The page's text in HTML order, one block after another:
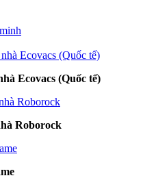
Ecovacs (Quốc tế)
Roborock